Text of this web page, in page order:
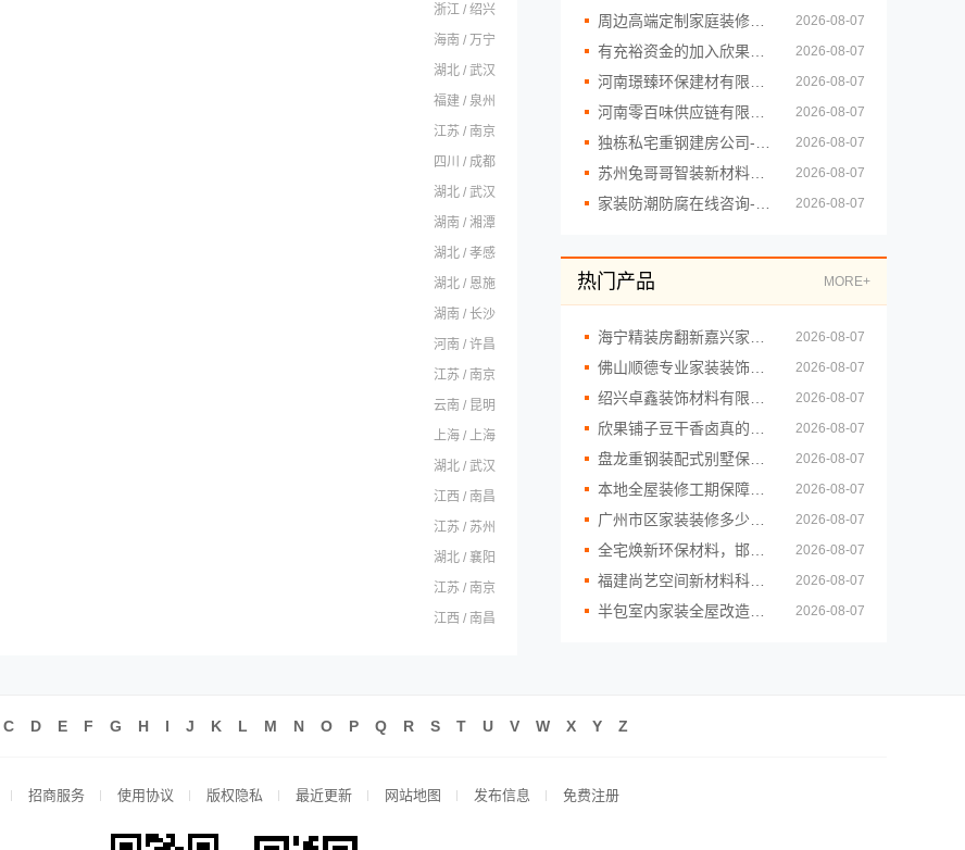
浙江 / 绍兴
海南 / 万宁
湖北 / 武汉
福建 / 泉州
江苏 / 南京
四川 / 成都
湖北 / 武汉
湖南 / 湘潭
湖北 / 孝感
湖北 / 恩施
湖南 / 长沙
河南 / 许昌
江苏 / 南京
云南 / 昆明
上海 / 上海
湖北 / 武汉
江西 / 南昌
江苏 / 苏州
湖北 / 襄阳
江苏 / 南京
江西 / 南昌
2026-08-07
2026-08-07
2026-08-07
2026-08-07
2026-08-07
2026-08-07
2026-08-07
热门产品 MORE+
2026-08-07
2026-08-07
2026-08-07
2026-08-07
2026-08-07
2026-08-07
2026-08-07
2026-08-07
2026-08-07
2026-08-07
C D E F G H I J K L M N O P Q R S T U V W X Y Z
招商服务 使用协议 版权隐私 最近更新 网站地图 发布信息 免费注册